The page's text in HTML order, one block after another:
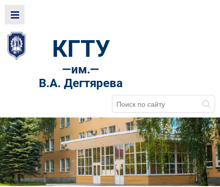
КГТУ
—им.—
В.А. Дегтярева